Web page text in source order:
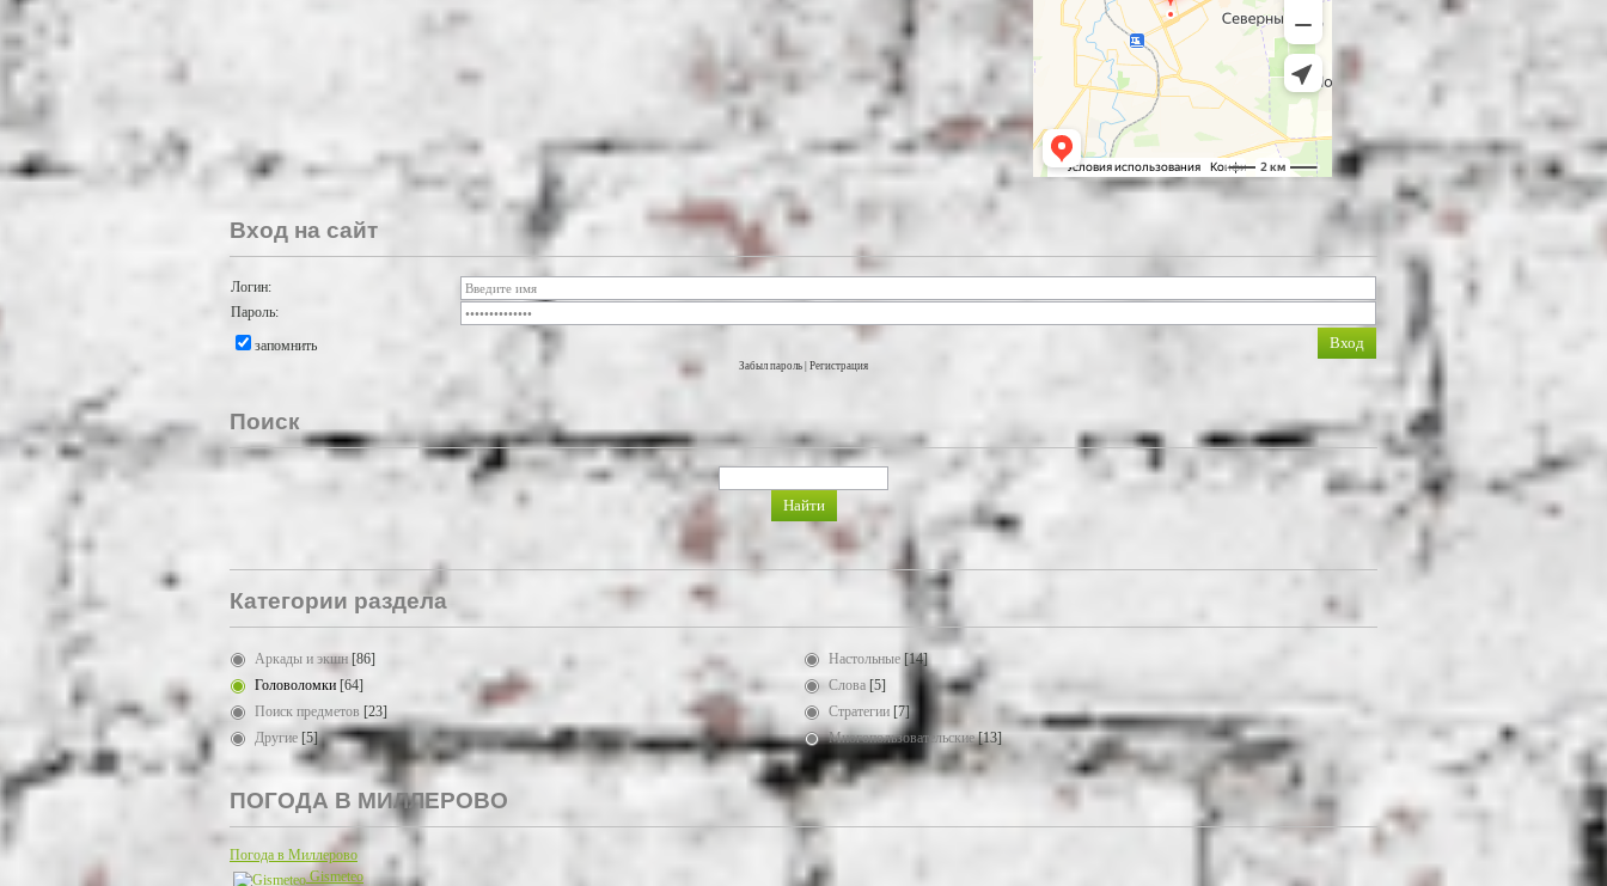
Вход на сайт
Логин:
Пароль:
запомнить
Забыл пароль Регистрация
Поиск
Категории раздела
Аркады и экшн [86] Настольные [14]
Головоломки [64] Слова [5]
Поиск предметов [23] Стратегии [7]
Другие [5] Многопользовательские [13]
ПОГОДА В МИЛЛЕРОВО
Погода в Миллерово
Gismeteo